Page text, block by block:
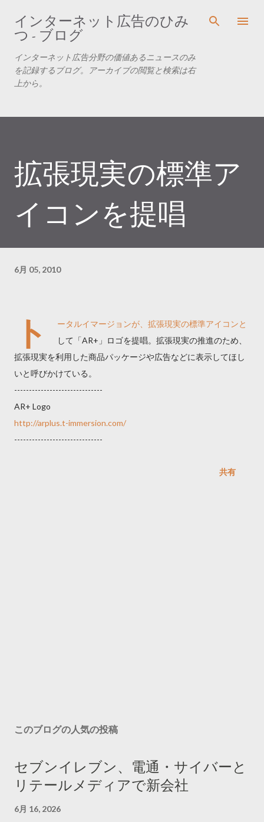
スキップしてメイン コンテンツに移動
インターネット広告のひみ
つ - ブログ
インターネット広告分野の価値あるニュースのみ
を記録するブログ。アーカイブの閲覧と検索は右
上から。
拡張現実の標準ア
イコンを提唱
6月 05, 2010
ト
ータルイマージョンが、拡張現実の標準アイコンと
して「AR+」ロゴを提唱。拡張現実の推進のため、
拡張現実を利用した商品パッケージや広告などに表示してほし
いと呼びかけている。
------------------------------
AR+ Logo
http://arplus.t-immersion.com/
------------------------------
共有
このブログの人気の投稿
セブンイレブン、電通・サイバーと
リテールメディアで新会社
6月 16, 2026